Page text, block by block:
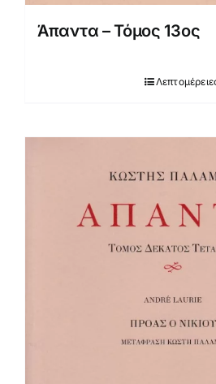
Άπαντα – Τόμος 13ος